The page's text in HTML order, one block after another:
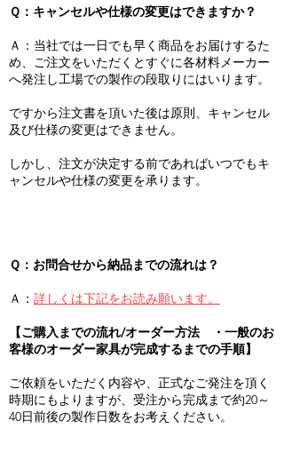
Ｑ：キャンセルや仕様の変更はできますか？
Ａ：当社では一日でも早く商品をお届けするた
め、ご注文をいただくとすぐに各材料メーカー
へ発注し工場での製作の段取りにはいります。
ですから注文書を頂いた後は原則、キャンセル
及び仕様の変更はできません。
しかし、注文が決定する前であればいつでもキ
ャンセルや仕様の変更を承ります。
Ｑ：お問合せから納品までの流れは？
Ａ： 詳しくは下記をお読み願います。
【ご購入までの流れ/オーダー方法 ・一般のお
客様のオーダー家具が完成するまでの手順】
ご依頼をいただく内容や、正式なご発注を頂く
時期にもよりますが、受注から完成まで約20～
40日前後の製作日数をお考えください。